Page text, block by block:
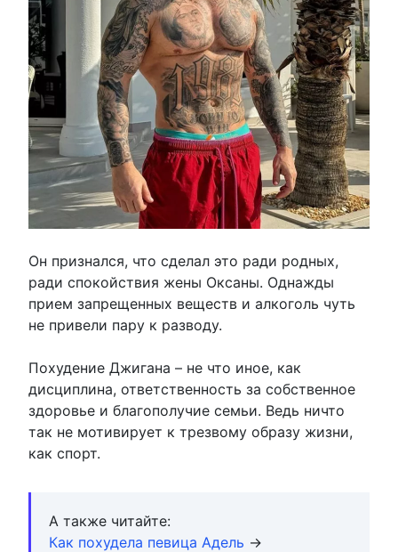
Он признался, что сделал это ради родных,
ради спокойствия жены Оксаны. Однажды
прием запрещенных веществ и алкоголь чуть
не привели пару к разводу.
Похудение Джигана – не что иное, как
дисциплина, ответственность за собственное
здоровье и благополучие семьи. Ведь ничто
так не мотивирует к трезвому образу жизни,
как спорт.
А также читайте:
Как похудела певица Адель →